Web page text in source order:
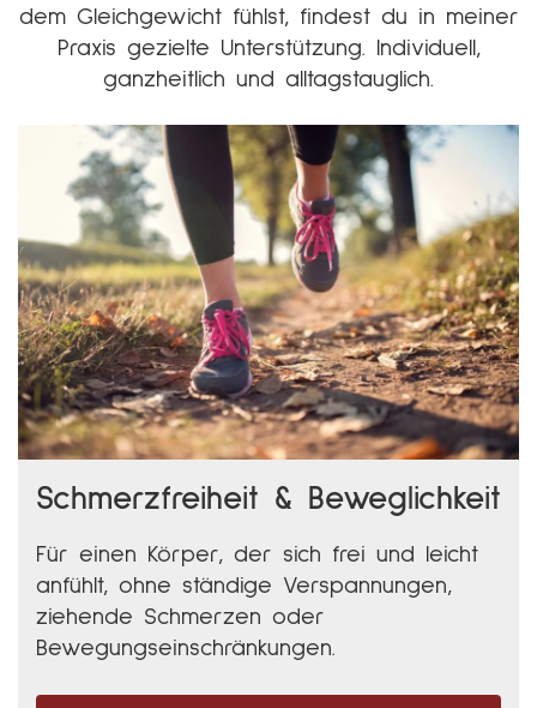
dem Gleichgewicht fühlst, findest du in meiner
Praxis gezielte Unterstützung. Individuell,
ganzheitlich und alltagstauglich.
Schmerzfreiheit & Beweglichkeit
Für einen Körper, der sich frei und leicht
anfühlt, ohne ständige Verspannungen,
ziehende Schmerzen oder
Bewegungseinschränkungen.